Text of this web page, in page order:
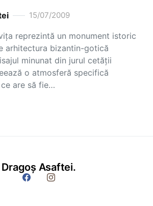
15/07/2009
reprezintă un monument istoric
arhitectura bizantin-gotică
minunat din jurul cetăţii
o atmosferă specifică
are să fie…
Dragoș Asaftei.